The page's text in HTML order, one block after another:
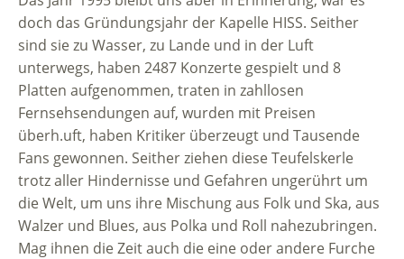
doch das Gründungsjahr der Kapelle HISS. Seither
sind sie zu Wasser, zu Lande und in der Luft
unterwegs, haben 2487 Konzerte gespielt und 8
Platten aufgenommen, traten in zahllosen
Fernsehsendungen auf, wurden mit Preisen
überh.uft, haben Kritiker überzeugt und Tausende
Fans gewonnen. Seither ziehen diese Teufelskerle
trotz aller Hindernisse und Gefahren ungerührt um
die Welt, um uns ihre Mischung aus Folk und Ska, aus
Walzer und Blues, aus Polka und Roll nahezubringen.
Mag ihnen die Zeit auch die eine oder andere Furche